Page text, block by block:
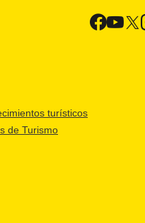
turísticos
de Turismo